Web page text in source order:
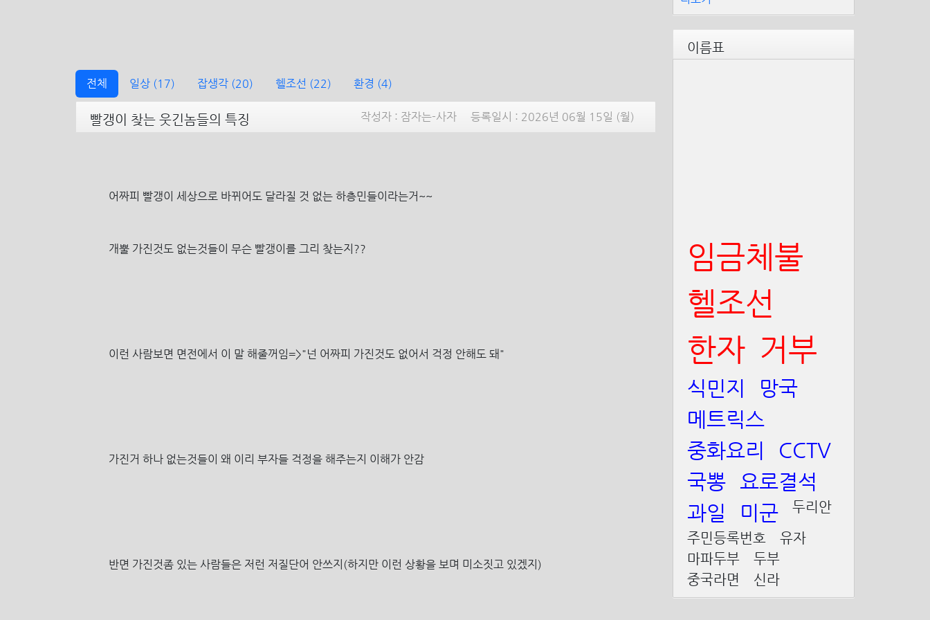
전체 일상 (17) 잡생각 (20) 헬조선 (22) 환경 (4)
빨갱이 찾는 웃긴놈들의 특징 작성자 : 잠자는-사자 등록일시 : 2026년 06월 15일 (월)
어짜피 빨갱이 세상으로 바뀌어도 달라질 것 없는 하층민들이라는거~~
개뿔 가진것도 없는것들이 무슨 빨갱이를 그리 찾는지??
이런 사람보면 면전에서 이 말 해줄꺼임=>"넌 어짜피 가진것도 없어서 걱정 안해도 돼"
가진거 하나 없는것들이 왜 이리 부자들 걱정을 해주는지 이해가 안감
반면 가진것좀 있는 사람들은 저런 저질단어 안쓰지(하지만 이런 상황을 보며 미소짓고 있겠지)
이름표
임금체불
헬조선
한자 거부
식민지
망국
메트릭스
중화요리
CCTV
국뽕
요로결석
과일
미군
두리안
주민등록번호
유자
마파두부
두부
중국라면
신라